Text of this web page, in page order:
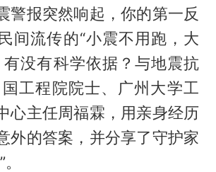
警报突然响起，你的第一反
间流传的“小震不用跑，大
有没有科学依据？与地震抗
工程院院士、广州大学工
心主任周福霖，用亲身经历
外的答案，并分享了守护家